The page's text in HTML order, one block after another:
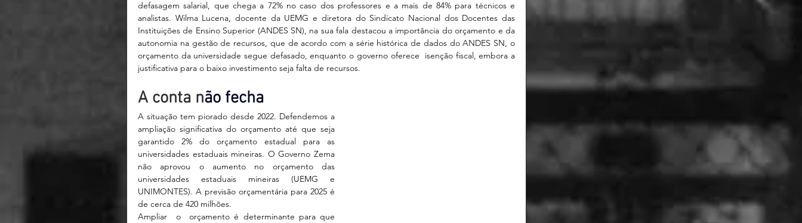
defasagem salarial, que chega a 72% no caso dos professores e a mais de 84% para técnicos e
analistas. Wilma Lucena, docente da UEMG e diretora do Sindicato Nacional dos Docentes das
Instituições de Ensino Superior (ANDES SN), na sua fala destacou a importância do orçamento e da
autonomia na gestão de recursos, que de acordo com a série histórica de dados do ANDES SN, o
orçamento da universidade segue defasado, enquanto o governo oferece  isenção fiscal, embora a
justificativa para o baixo investimento seja falta de recursos.
A conta não fecha
A situação tem piorado desde 2022. Defendemos a
ampliação significativa do orçamento até que seja
garantido 2% do orçamento estadual para as
universidades estaduais mineiras. O Governo Zema
não aprovou o aumento no orçamento das
universidades estaduais mineiras (UEMG e
UNIMONTES). A previsão orçamentária para 2025 é
de cerca de 420 milhões.
Ampliar  o  orçamento é determinante para que